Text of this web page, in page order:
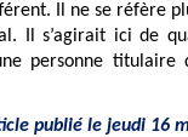
Il ne se réfère
Il s’agirait ici de
personne titulaire
publié le jeudi 16